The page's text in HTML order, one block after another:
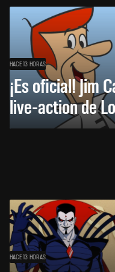
HACE 13 HORAS
¡Es oficial! Jim
live-action de
HACE 13 HORAS